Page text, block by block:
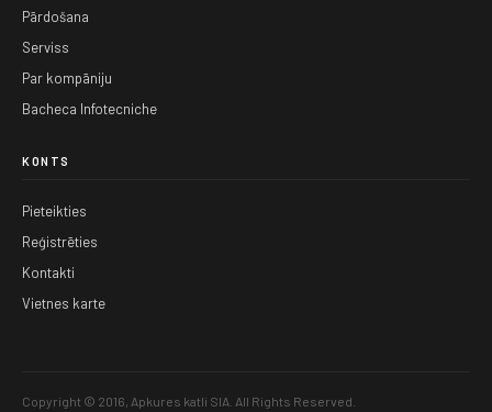
Pārdošana
Serviss
Par kompāniju
Bacheca Infotecniche
KONTS
Pieteikties
Reģistrēties
Kontakti
Vietnes karte
Copyright © 2016, Apkures katli SIA. All Rights Reserved.